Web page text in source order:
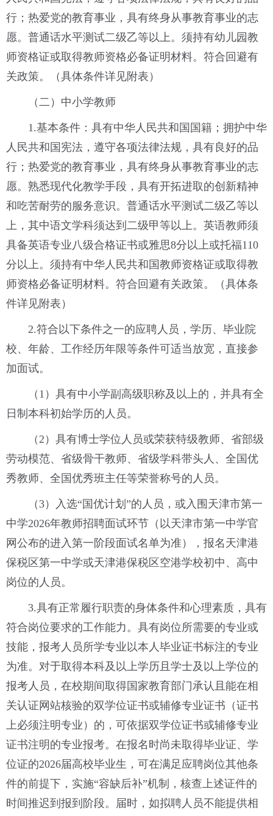
行；热爱党的教育事业，具有终身从事教育事业的志
愿。普通话水平测试二级乙等以上。须持有幼儿园教
师资格证或取得教师资格必备证明材料。符合回避有
关政策。（具体条件详见附表）
（二）中小学教师
1.基本条件：具有中华人民共和国国籍；拥护中华
人民共和国宪法，遵守各项法律法规，具有良好的品
行；热爱党的教育事业，具有终身从事教育事业的志
愿。熟悉现代化教学手段，具有开拓进取的创新精神
和吃苦耐劳的服务意识。普通话水平测试二级乙等以
上，其中语文学科须达到二级甲等以上。英语教师须
具备英语专业八级合格证书或雅思8分以上或托福110
分以上。须持有中华人民共和国教师资格证或取得教
师资格必备证明材料。符合回避有关政策。（具体条
件详见附表）
2.符合以下条件之一的应聘人员，学历、毕业院
校、年龄、工作经历年限等条件可适当放宽，直接参
加面试。
（1）具有中小学副高级职称及以上的，并具有全
日制本科初始学历的人员。
（2）具有博士学位人员或荣获特级教师、省部级
劳动模范、省级骨干教师、省级学科带头人、全国优
秀教师、全国优秀班主任等荣誉称号的人员。
（3）入选“国优计划”的人员，或入围天津市第一
中学2026年教师招聘面试环节（以天津市第一中学官
网公布的进入第一阶段面试名单为准），报名天津港
保税区第一中学或天津港保税区空港学校初中、高中
岗位的人员。
3.具有正常履行职责的身体条件和心理素质，具有
符合岗位要求的工作能力。具有岗位所需要的专业或
技能，报考人员所学专业以本人毕业证书标注的专业
为准。对于取得本科及以上学历且学士及以上学位的
报考人员，在校期间取得国家教育部门承认且能在相
关认证网站核验的双学位证书或辅修专业证书（证书
上必须注明专业）的，可依据双学位证书或辅修专业
证书注明的专业报考。在报名时尚未取得毕业证、学
位证的2026届高校毕业生，可在满足应聘岗位其他条
件的前提下，实施“容缺后补”机制，核查上述证件的
时间推迟到报到阶段。届时，如拟聘人员不能提供相